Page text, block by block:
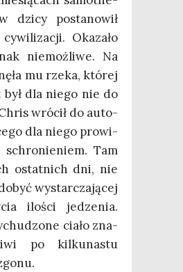
dzi­cy posta­no­wił
Oka­za­ło
nie­moż­li­we. Na
mu rze­ka, któ­rej
dla nie­go nie do
wró­cił do auto­
dla nie­go pro­wi­
schro­nie­niem. Tam
ostat­nich dni, nie
wystar­cza­ją­cej
ilo­ści jedze­nia.
cia­ło zna­
po kil­ku­na­stu